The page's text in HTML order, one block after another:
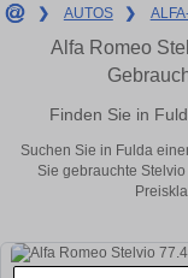
❯ AUTOS ❯
Alfa Romeo
Finden Sie in
Suchen Sie in Fulda
Sie gebrauchte